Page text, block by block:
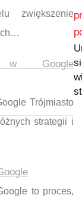
zwiększenie
w Google
Trójmiasto
strategii i
to proces,